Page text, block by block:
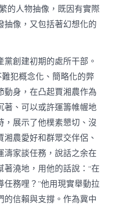
的人物抽像，既因有實際
抽像，又包括著幻想化的
創建初期的處所干部。
犯概念化、簡略化的弊
動身，在凸起賈湘農作為
著、可以或許運籌帷幄地
，展示了他樸素懇切、沒
農愛好和群眾交伴侶、
濤家談任務，說話之余在
澆地，用他的話說：“在
務哩？”他用現實舉動拉
信賴與支撐。作為冀中